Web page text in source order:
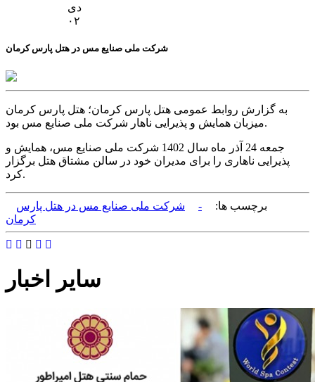
دی
۰۲
شرکت ملی صنایع مس در هتل پارس کرمان
به گزارش روابط عمومی هتل پارس کرمان؛ هتل پارس کرمان
میزبان همایش و پذیرایی ناهار شرکت ملی صنایع مس بود.
جمعه 24 آذر ماه سال 1402 شرکت ملی صنایع مس، همایش و
پذیرایی ناهاری را برای مدیران خود در سالن مشتاق هتل برگزار
کرد.
برچسب ها: -
شرکت ملی صنایع مس در هتل پارس
کرمان
سایر اخبار